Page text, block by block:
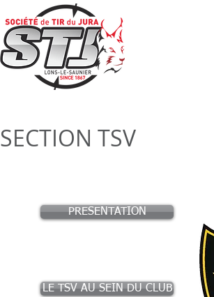
SECTION TSV
PRESENTATION
LE TSV AU SEIN DU CLUB